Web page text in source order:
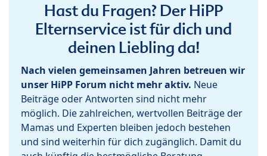
Hast du Fragen? Der HiPP
Elternservice ist für dich und
deinen Liebling da!
Nach vielen gemeinsamen Jahren betreuen wir
unser HiPP Forum nicht mehr aktiv. Neue
Beiträge oder Antworten sind nicht mehr
möglich. Die zahlreichen, wertvollen Beiträge der
Mamas und Experten bleiben jedoch bestehen
und sind weiterhin für dich zugänglich. Damit du